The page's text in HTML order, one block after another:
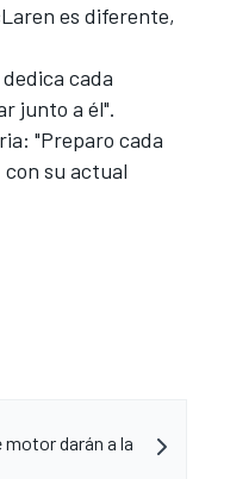
es diferente,
cada
junto a él".
"Preparo cada
con su actual
darán a la